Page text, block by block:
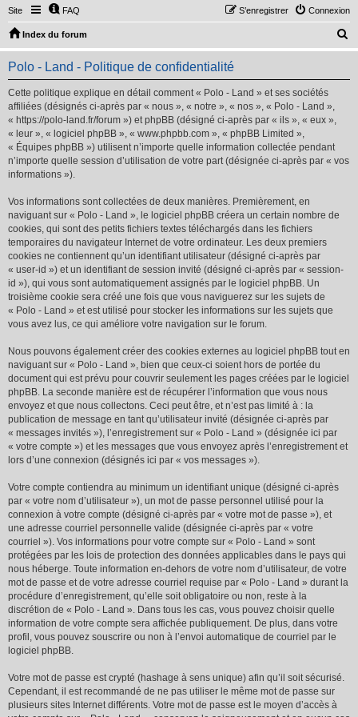
Site FAQ Connexion
S’enregistrer
Index du forum
e
Polo - Land - Politique de confidentialité
Cette politique explique en détail comment « Polo - Land » et ses sociétés
affiliées (désignés ci-après par « nous », « notre », « nos », « Polo - Land »,
« https://polo-land.fr/forum ») et phpBB (désigné ci-après par « ils », « eux »,
« leur », « logiciel phpBB », « www.phpbb.com », « phpBB Limited »,
« Équipes phpBB ») utilisent n’importe quelle information collectée pendant
n’importe quelle session d’utilisation de votre part (désignée ci-après par « vos
informations »).
Vos informations sont collectées de deux manières. Premièrement, en
naviguant sur « Polo - Land », le logiciel phpBB créera un certain nombre de
cookies, qui sont des petits fichiers textes téléchargés dans les fichiers
temporaires du navigateur Internet de votre ordinateur. Les deux premiers
cookies ne contiennent qu’un identifiant utilisateur (désigné ci-après par
« user-id ») et un identifiant de session invité (désigné ci-après par « session-
id »), qui vous sont automatiquement assignés par le logiciel phpBB. Un
troisième cookie sera créé une fois que vous naviguerez sur les sujets de
« Polo - Land » et est utilisé pour stocker les informations sur les sujets que
vous avez lus, ce qui améliore votre navigation sur le forum.
Nous pouvons également créer des cookies externes au logiciel phpBB tout en
naviguant sur « Polo - Land », bien que ceux-ci soient hors de portée du
document qui est prévu pour couvrir seulement les pages créées par le logiciel
phpBB. La seconde manière est de récupérer l’information que vous nous
envoyez et que nous collectons. Ceci peut être, et n’est pas limité à : la
publication de message en tant qu’utilisateur invité (désignée ci-après par
« messages invités »), l’enregistrement sur « Polo - Land » (désignée ici par
« votre compte ») et les messages que vous envoyez après l’enregistrement et
lors d’une connexion (désignés ici par « vos messages »).
Votre compte contiendra au minimum un identifiant unique (désigné ci-après
par « votre nom d’utilisateur »), un mot de passe personnel utilisé pour la
connexion à votre compte (désigné ci-après par « votre mot de passe »), et
une adresse courriel personnelle valide (désignée ci-après par « votre
courriel »). Vos informations pour votre compte sur « Polo - Land » sont
protégées par les lois de protection des données applicables dans le pays qui
nous héberge. Toute information en-dehors de votre nom d’utilisateur, de votre
mot de passe et de votre adresse courriel requise par « Polo - Land » durant la
procédure d’enregistrement, qu’elle soit obligatoire ou non, reste à la
discrétion de « Polo - Land ». Dans tous les cas, vous pouvez choisir quelle
information de votre compte sera affichée publiquement. De plus, dans votre
profil, vous pouvez souscrire ou non à l’envoi automatique de courriel par le
logiciel phpBB.
Votre mot de passe est crypté (hashage à sens unique) afin qu’il soit sécurisé.
Cependant, il est recommandé de ne pas utiliser le même mot de passe sur
plusieurs sites Internet différents. Votre mot de passe est le moyen d’accès à